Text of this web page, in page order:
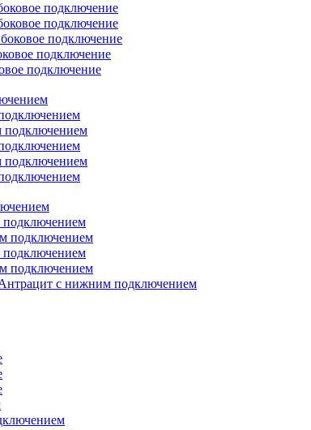
подключение
подключение
подключение
подключение
подключение
подключением
подключением
подключением
подключением
подключением
подключением
с нижним подключением